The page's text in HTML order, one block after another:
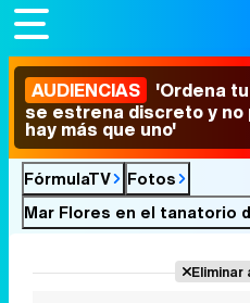
AUDIENCIAS 'Ordena
se estrena discreto y no
hay más que uno'
FórmulaTV
Fotos
Mar Flores en el tanatorio
Eliminar